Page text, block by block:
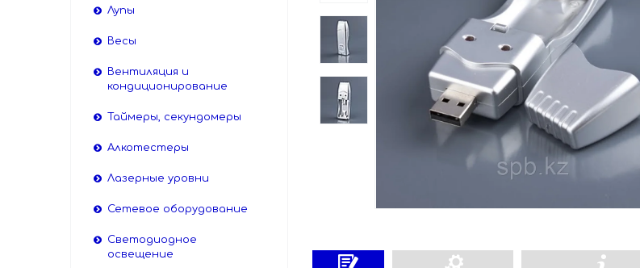
Лупы
Весы
Вентиляция и
кондиционирование
Таймеры, секундомеры
Алкотестеры
Лазерные уровни
Сетевое оборудование
Светодиодное
освещение